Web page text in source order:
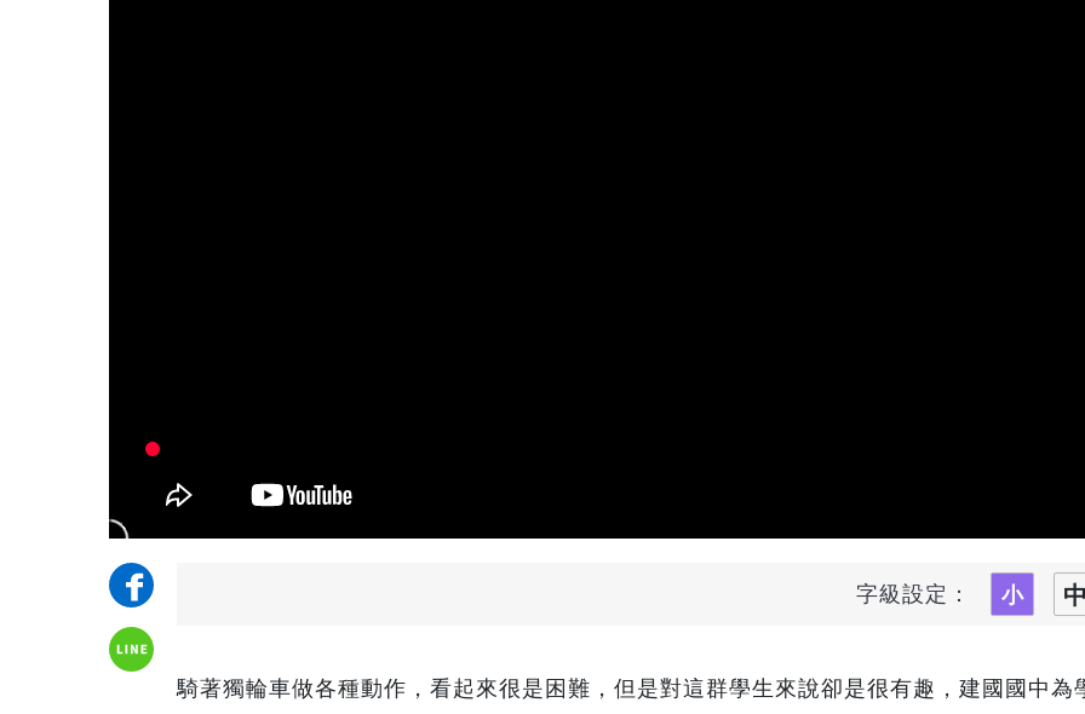
字級設定：
騎著獨輪車做各種動作，看起來很是困難，但是對這群學生來說卻是很有趣，建國國中為